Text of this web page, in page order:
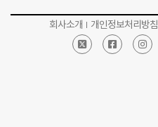
회사소개 개인정보처리방침